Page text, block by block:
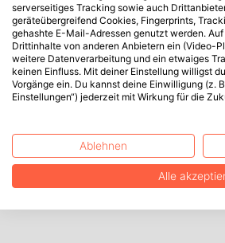
serverseitiges Tracking sowie auch
geräteübergreifend Cookies, Fingerprints,
gehashte E-Mail-Adressen genutzt werden.
Drittinhalte von anderen Anbietern ein (Video-
weitere Datenverarbeitung und ein etwaiges
keinen Einfluss. Mit deiner Einstellung willigst
Vorgänge ein. Du kannst deine Einwilligung (z.
Einstellungen“) jederzeit mit Wirkung für die
Ablehnen
Alle